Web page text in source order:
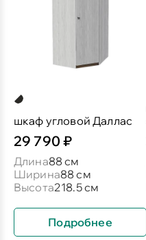
шкаф угловой Даллас
29 790 ₽
Длина88 см
Ширина88 см
Высота218.5 см
Подробнее